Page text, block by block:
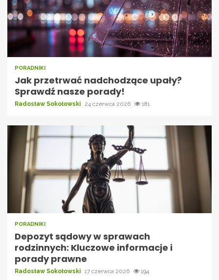
PORADNIKI
Jak przetrwać nadchodzące upały?
Sprawdź nasze porady!
Radosław Sokołowski 24 czerwca 2026 181
PORADNIKI
Depozyt sądowy w sprawach
rodzinnych: Kluczowe informacje i
porady prawne
Radosław Sokołowski 17 czerwca 2026 194